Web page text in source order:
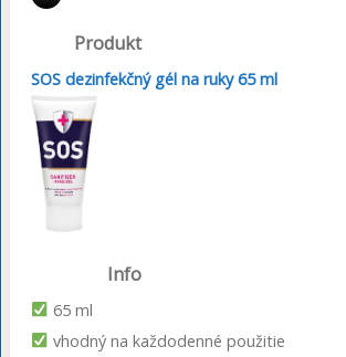
Produkt
SOS dezinfekčný gél na ruky 65 ml
Info
65 ml
vhodný na každodenné použitie